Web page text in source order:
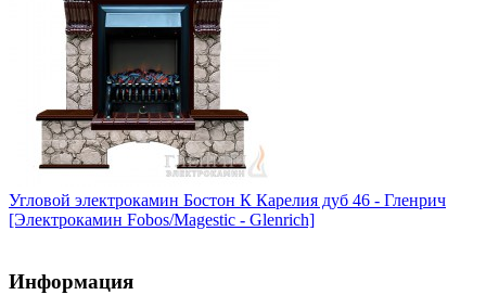
Угловой электрокамин Бостон К Карелия дуб 46 - Гленрич
[Электрокамин Fobos/Magestic - Glenrich]
Информация